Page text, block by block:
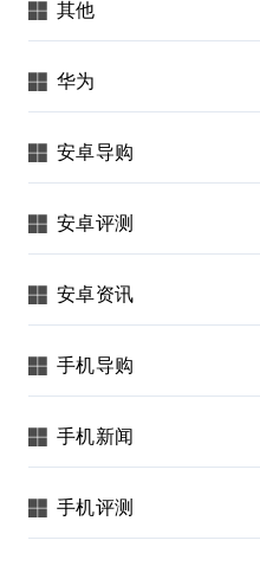
其他
华为
安卓导购
安卓评测
安卓资讯
手机导购
手机新闻
手机评测